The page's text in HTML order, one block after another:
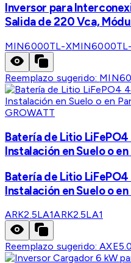
Inversor para
Salida de 220 Vca,
MIN6000TL-X
Reemplazo sugerido:
GROWATT
Batería de Litio
Instalación en Suelo o
Batería de Litio
Instalación en Suelo o
ARK2.5LA1ARK2.5LA1
Reemplazo sugerido: